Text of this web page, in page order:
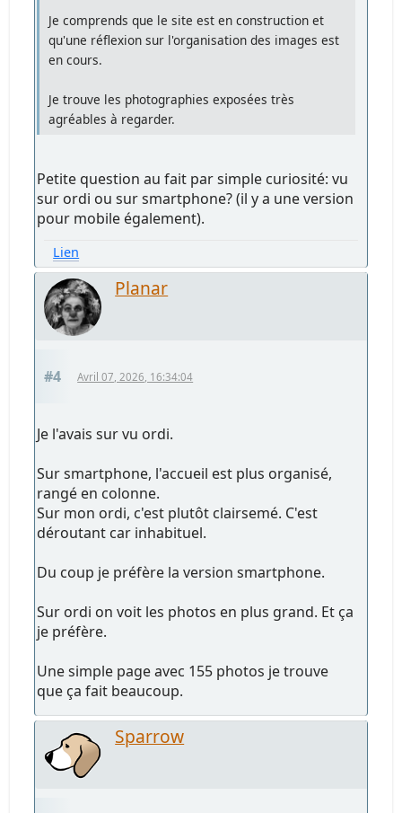
Je comprends que le site est en construction et
qu'une réflexion sur l'organisation des images est
en cours.
Je trouve les photographies exposées très
agréables à regarder.
Petite question au fait par simple curiosité: vu
sur ordi ou sur smartphone? (il y a une version
pour mobile également).
Lien
Planar
#4 Avril 07, 2026, 16:34:04
Je l'avais sur vu ordi.
Sur smartphone, l'accueil est plus organisé,
rangé en colonne.
Sur mon ordi, c'est plutôt clairsemé. C'est
déroutant car inhabituel.
Du coup je préfère la version smartphone.
Sur ordi on voit les photos en plus grand. Et ça
je préfère.
Une simple page avec 155 photos je trouve
que ça fait beaucoup.
Sparrow